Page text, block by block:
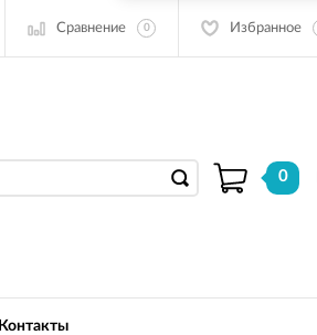
Сравнение 0 Избранное
0
Контакты